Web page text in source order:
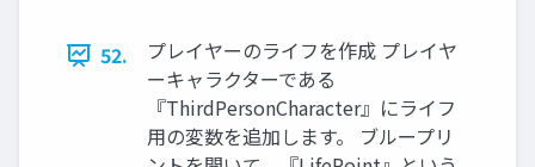
52.
プレイヤーのライフを作成 プレイヤ
ーキャラクターである
『ThirdPersonCharacter』にライフ
用の変数を追加します。 ブループリ